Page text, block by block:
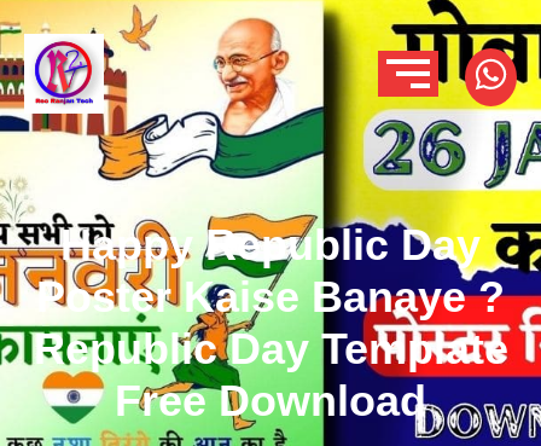
Happy Republic Day
Poster Kaise Banaye ?
Republic Day Template
Free Download